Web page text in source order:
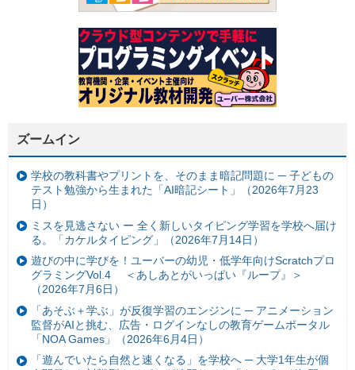
ズームイン
学校の教科書やプリントを、そのまま暗記問題に ─ 子どもの
テスト勉強から生まれた「AI暗記シート」（2026年7月23
日）
ミスを見逃さない ー 全く新しいタイピング学習を学校へ届け
る。「カケルタイピング」（2026年7月14日）
遊びの中に学びを！ユーバーの幼児・低学年向けScratchプロ
グラミングVol.4 ＜あしあとがいっぱい『ループ』＞
（2026年7月6日）
「あそぶ＋学ぶ」が反復学習のエンジンに ─ アニメーション
監督がAIと挑む、広告・ログインなしの教育ゲームポータル
「NOA Games」（2026年6月4日）
「遊んでいたら自然と速くなる」を学校へ ─ 大学1年生が個